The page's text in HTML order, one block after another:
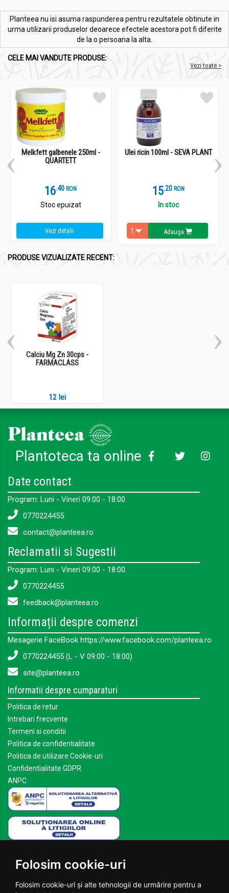
Folosim cookie-uri
Folosim cookie-uri și alte tehnologii de urmărire pentru a
Planteea nu isi asuma raspunderea pentru rezultatele obtinute in
urma utilizarii produselor deoarece efectele acestora pot fi diferite
de la o persoana la alta.
CELE MAI VANDUTE PRODUSE:
Vezi toate >
Melkfett galbenele 250ml -
QUARTETT
16.4 RON
Stoc epuizat
Vezi detalii
Ulei ricin 100ml - SEVA PLANT
15.2 RON
In stoc
Adauga
PRODUSE VIZUALIZATE RECENT:
Calciu Mg Zn 30cps -
FARMACLASS
12 lei
Plantoteca ta online
Date contact
Program: Luni - Vineri 09:00 - 18:00
0770224455
contact@planteea.ro
Reclamatii si Sugestii
Program: Luni - Vineri 09:00 - 18:00
0770224455
feedback@planteea.ro
Informații despre comenzi
Mesagerie FaceBook https://www.facebook.com/planteea.ro
0770224455 (L - V 09:00 - 18:00)
site@planteea.ro
Informatii despre cumparaturi
Politica de retur
Intrebari frecvente
Termeni si conditii
Politica de confidentialitate
Politica de utilizare Cookie-uri
Confidentialitate GDPR
ANPC
Acasa
Despre noi